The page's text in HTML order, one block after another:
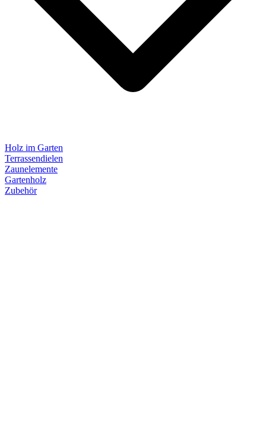
Holz im Garten
Terrassendielen
Zaunelemente
Gartenholz
Zubehör